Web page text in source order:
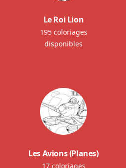
Le Roi Lion
195 coloriages
disponibles
Les Avions (Planes)
17 coloriages